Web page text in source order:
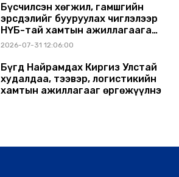
Бүсчилсэн хөгжил, гамшгийн
эрсдэлийг бууруулах чиглэлээр
НҮБ-тай хамтын ажиллагаагаа
өргөжүүлэхээр санал солилцлоо
2026-07-31 12:06:00
Бүгд Найрамдах Киргиз Улстай
худалдаа, тээвэр, логистикийн
хамтын ажиллагааг өргөжүүлнэ